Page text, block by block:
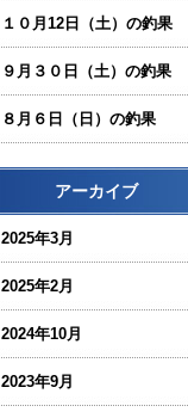
１０月12日（土）の釣果
９月３０日（土）の釣果
８月６日（日）の釣果
アーカイブ
2025年3月
2025年2月
2024年10月
2023年9月